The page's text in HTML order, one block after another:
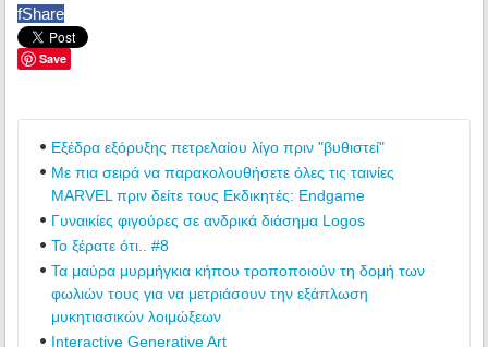
fShare
Save
Εξέδρα εξόρυξης πετρελαίου λίγο πριν "βυθιστεί"
Με πια σειρά να παρακολουθήσετε όλες τις ταινίες
MARVEL πριν δείτε τους Εκδικητές: Endgame
Γυναικίες φιγούρες σε ανδρικά διάσημα Logos
Το ξέρατε ότι.. #8
Τα μαύρα μυρμήγκια κήπου τροποποιούν τη δομή των
φωλιών τους για να μετριάσουν την εξάπλωση
μυκητιασικών λοιμώξεων
Interactive Generative Art